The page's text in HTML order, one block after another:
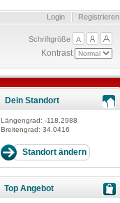
Registrieren
Login
Schriftgröße
Kontrast
Dein Standort
Längengrad: -118.2988
Breitengrad: 34.0416
Top Angebot